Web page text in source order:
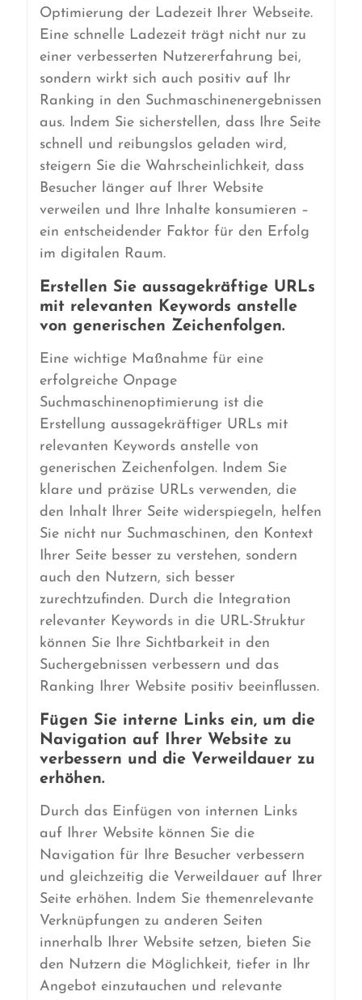
Optimierung der Ladezeit Ihrer Webseite.
Eine schnelle Ladezeit trägt nicht nur zu
einer verbesserten Nutzererfahrung bei,
sondern wirkt sich auch positiv auf Ihr
Ranking in den Suchmaschinenergebnissen
aus. Indem Sie sicherstellen, dass Ihre Seite
schnell und reibungslos geladen wird,
steigern Sie die Wahrscheinlichkeit, dass
Besucher länger auf Ihrer Website
verweilen und Ihre Inhalte konsumieren –
ein entscheidender Faktor für den Erfolg
im digitalen Raum.
Erstellen Sie aussagekräftige URLs
mit relevanten Keywords anstelle
von generischen Zeichenfolgen.
Eine wichtige Maßnahme für eine
erfolgreiche Onpage
Suchmaschinenoptimierung ist die
Erstellung aussagekräftiger URLs mit
relevanten Keywords anstelle von
generischen Zeichenfolgen. Indem Sie
klare und präzise URLs verwenden, die
den Inhalt Ihrer Seite widerspiegeln, helfen
Sie nicht nur Suchmaschinen, den Kontext
Ihrer Seite besser zu verstehen, sondern
auch den Nutzern, sich besser
zurechtzufinden. Durch die Integration
relevanter Keywords in die URL-Struktur
können Sie Ihre Sichtbarkeit in den
Suchergebnissen verbessern und das
Ranking Ihrer Website positiv beeinflussen.
Fügen Sie interne Links ein, um die
Navigation auf Ihrer Website zu
verbessern und die Verweildauer zu
erhöhen.
Durch das Einfügen von internen Links
auf Ihrer Website können Sie die
Navigation für Ihre Besucher verbessern
und gleichzeitig die Verweildauer auf Ihrer
Seite erhöhen. Indem Sie themenrelevante
Verknüpfungen zu anderen Seiten
innerhalb Ihrer Website setzen, bieten Sie
den Nutzern die Möglichkeit, tiefer in Ihr
Angebot einzutauchen und relevante